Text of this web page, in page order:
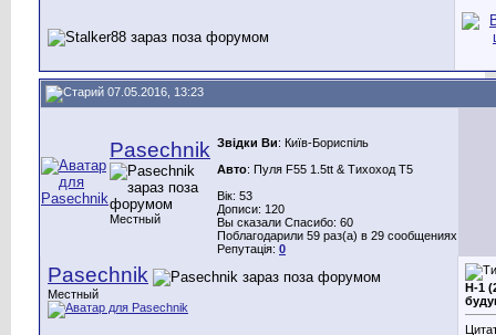
07.05.2016, 13:23
Pasechnik
Местный
Звідки Ви: Київ-Бориспіль
Авто: Пуля F55 1.5tt & Тихоход T5
Вік: 53
Дописи: 120
Вы сказали Спасибо: 60
Поблагодарили 59 раз(а) в 29 сообщениях
Репутація: 0
Pasechnik
Местный
H-1